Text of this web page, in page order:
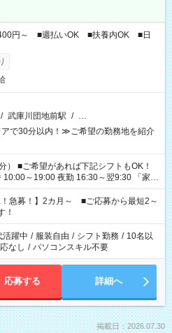
円～ ■週払いOK ■扶養内OK ■日
/ 武庫川団地前駅 / …
で30分以内！≫ご希望の勤務地を紹介
OK！
～19:00 夜勤 16:30～翌9:30 「家族
余裕を持って夕飯の準備がしたい」
くない」 など、ご希望を教えてください
勤務時間。 合計で週40時間を超える場
！急募！】2カ月～ ■ご応募から最短2～
！
活躍中 / 服装自由 / シフト勤務 / 10名以
なし / パソコンスキル不要
応募する 詳細へ
掲載日：2026.07.30